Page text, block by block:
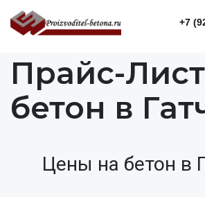
+7
Прайс-
бетон в
Цены на бетон в